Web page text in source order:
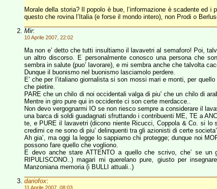
Morale della storia? Il popolo è bue, l’informazione è scadente ed
questo che rovina l’Italia (e forse il mondo intero), non Prodi o
Mir:
10 Aprile 2007, 22:02
Ma non e’ detto che tutti insultiamo il lavavetri al semaforo! Poi,
un altro discorso. E personalmente conosco una persona che
sembra in salute (puo’ lavorare), e mi sembra anche che talvolta
Dunque il buonismo nel buonismo lasciamolo perdere.
E’ che per l’italiano giornalista si son mossi mari e monti, per
che pietire.
PARE che un chilo di noi occidentali valga di piu’ che un chilo di
Mentre in giro pure qui in occidente ci son certe merdacce..
Non devo vergognarmi IO se non riesco sempre a considerare il
una barca di soldi guadagnati sfruttando i contribuenti ME, TE a
te, e PURE il lavavetri (dicono niente Ricucci, Coppola & Co. si
credimi ce ne sono di piu’ delinquenti tra gli azionisti di certe
Ah gia’, ma oggi la legge lo sappiamo chi protegge; dunque noi
possono fare quello che vogliono.
E devo anche stare ATTENTO a quello che scrivo, che’ se
RIPULISCONO..) magari mi querelano pure, giusto per
Manzoniana memoria (i BULLI attuali..)
dariofox:
11 Aprile 2007, 08:03